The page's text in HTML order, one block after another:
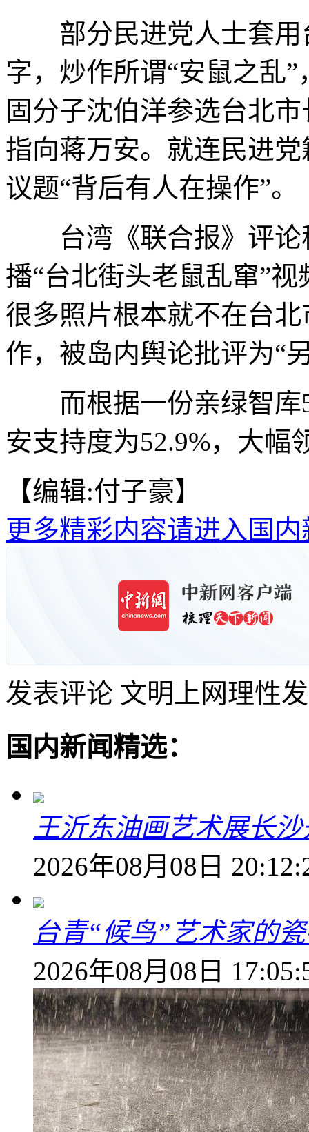
部分民进党人士套用
字，炒作所谓“安鼠之乱
固分子沈伯洋参选台北
指向蒋万安。就连民进
议题“背后有人在操作”。
台湾《联合报》评论
播“台北街头老鼠乱窜”
很多照片根本就不在台
作，被岛内舆论批评为“
而根据一份亲绿智库5
安支持度为52.9%，大幅
【编辑:付子豪】
更多精彩内容请进入国内
发表评论 文明上网理性
国内新闻精选：
王沂东油画艺术展长
2026年08月08日
台青“候鸟”艺术家的
2026年08月08日